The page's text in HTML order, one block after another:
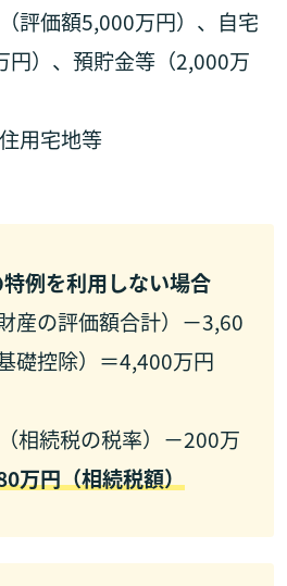
評価額5,000万円）、自宅
円）、預貯金等（2,000万
用宅地等
例を利用しない場合
産の評価額合計）－3,60
礎控除）＝4,400万円
相続税の税率）－200万
万円（相続税額）